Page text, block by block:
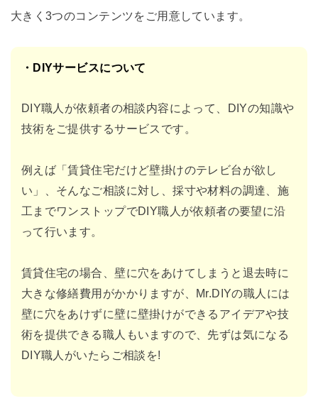
大きく3つのコンテンツをご用意しています。
・DIYサービスについて
DIY職人が依頼者の相談内容によって、DIYの知識や
技術をご提供するサービスです。
例えば「賃貸住宅だけど壁掛けのテレビ台が欲し
い」、そんなご相談に対し、採寸や材料の調達、施
工までワンストップでDIY職人が依頼者の要望に沿
って行いま す。
賃貸住宅の場合、壁に穴をあけてしまうと退去時に
大きな修繕費用がかかりま すが、Mr.DIYの職人には
壁に穴をあけずに壁に壁掛けができるアイデアや技
術を提供できる職人もいますので、先ずは気になる
DIY職人がいたらご相談を!